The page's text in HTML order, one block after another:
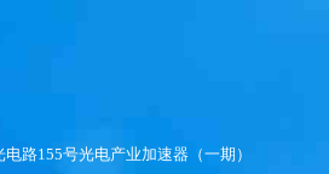
路155号光电产业加速器（一期）